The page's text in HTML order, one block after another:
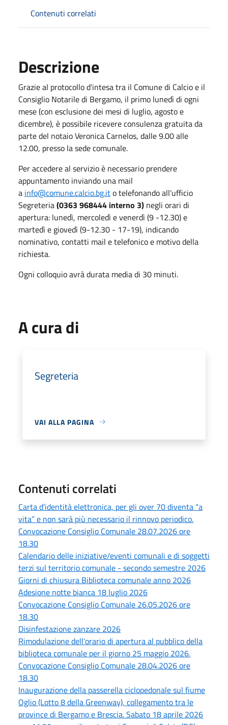
Contenuti correlati
Descrizione
Grazie al protocollo d'intesa tra il Comune di Calcio e il
Consiglio Notarile di Bergamo, il primo lunedì di ogni
mese (con esclusione dei mesi di luglio, agosto e
dicembre), è possibile ricevere consulenza gratuita da
parte del notaio Veronica Carnelos, dalle 9.00 alle
12.00, presso la sede comunale.
Per accedere al servizio è necessario prendere
appuntamento inviando una mail
a info@comune.calcio.bg.ito telefonando all'ufficio
Segreteria(0363 968444 interno 3) negli orari di
apertura: lunedì, mercoledì e venerdì (9 -12.30) e
martedì e giovedì (9-12.30 - 17-19), indicando
nominativo, contatti mail e telefonico e motivo della
richiesta.
Ogni colloquio avrà durata media di 30 minuti.
A cura di
Segreteria
VAI ALLA PAGINA
Contenuti correlati
Carta d’identità elettronica, per gli over 70 diventa “a
vita” e non sarà più necessario il rinnovo periodico.
Convocazione Consiglio Comunale 28.07.2026 ore
18.30
Calendario delle iniziative/eventi comunali e di soggetti
terzi sul territorio comunale - secondo semestre 2026
Giorni di chiusura Biblioteca comunale anno 2026
Adesione notte bianca 18 luglio 2026
Convocazione Consiglio Comunale 26.05.2026 ore
18.30
Disinfestazione zanzare 2026
Rimodulazione dell'orario di apertura al pubblico della
biblioteca comunale per il giorno 25 maggio 2026.
Convocazione Consiglio Comunale 28.04.2026 ore
18.30
Inaugurazione della passerella ciclopedonale sul fiume
Oglio (Lotto 8 della Greenway), collegamento tra le
province di Bergamo e Brescia. Sabato 18 aprile 2026